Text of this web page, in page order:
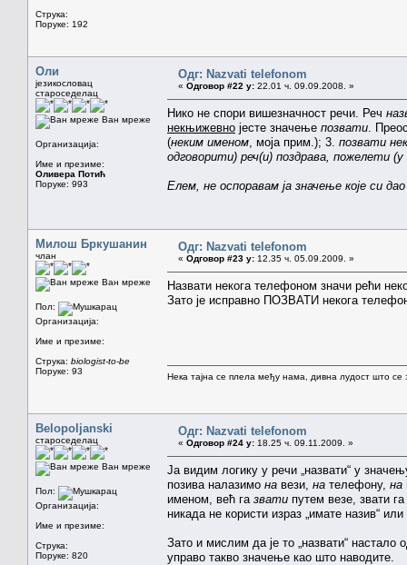
Струка:
Поруке: 192
Оли
језикословац
староседелац
Ван мреже
Организација:
Име и презиме:
Оливера Потић
Поруке: 993
Одг: Nazvati telefonom
« Одговор #22 у: 22.01 ч. 09.09.2008. »
Нико не спори вишезначност речи. Реч
некњижевно јесте значење позвати .
(неким именом , моја прим.); 3. позвати
одговорити) реч(и) поздрава, пожелети (у
Елем, не оспоравам ја значење које си
Милош Бркушанин
члан
Ван мреже
Пол:
Организација:
Име и презиме:
Струка: biologist-to-be
Поруке: 93
Одг: Nazvati telefonom
« Одговор #23 у: 12.35 ч. 05.09.2009. »
Назвати некога телефоном значи рећи
Зато је исправно ПОЗВАТИ некога
Нека тајна се плела међу нама, дивна лудост што се
Belopoljanski
староседелац
Ван мреже
Пол:
Организација:
Име и презиме:
Струка:
Поруке: 820
Одг: Nazvati telefonom
« Одговор #24 у: 18.25 ч. 09.11.2009. »
Ја видим логику у речи „назвати“ у
позива налазимо на вези, на телефону, на
именом, већ га звати путем везе, звати
никада не користи израз „имате назив“
Зато и мислим да је то „назвати“ настало
управо такво значење као што наводите.